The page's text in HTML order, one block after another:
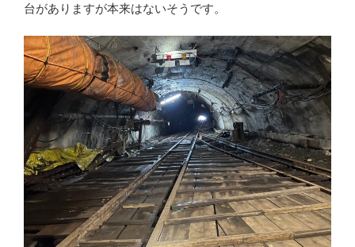
台がありますが本来はないそうです。